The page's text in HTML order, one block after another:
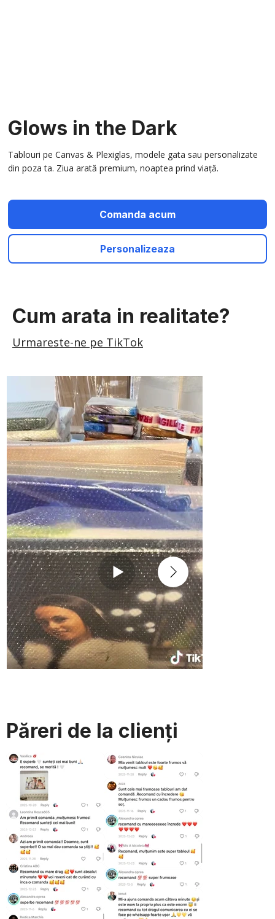
Glows in the Dark
Tablouri pe Canvas & Plexiglas, modele gata sau personalizate
din poza ta. Ziua arată premium, noaptea prind viață.
Comanda acum
Personalizeaza
Cum arata in realitate?
Urmareste-ne pe TikTok
Păreri de la clienți